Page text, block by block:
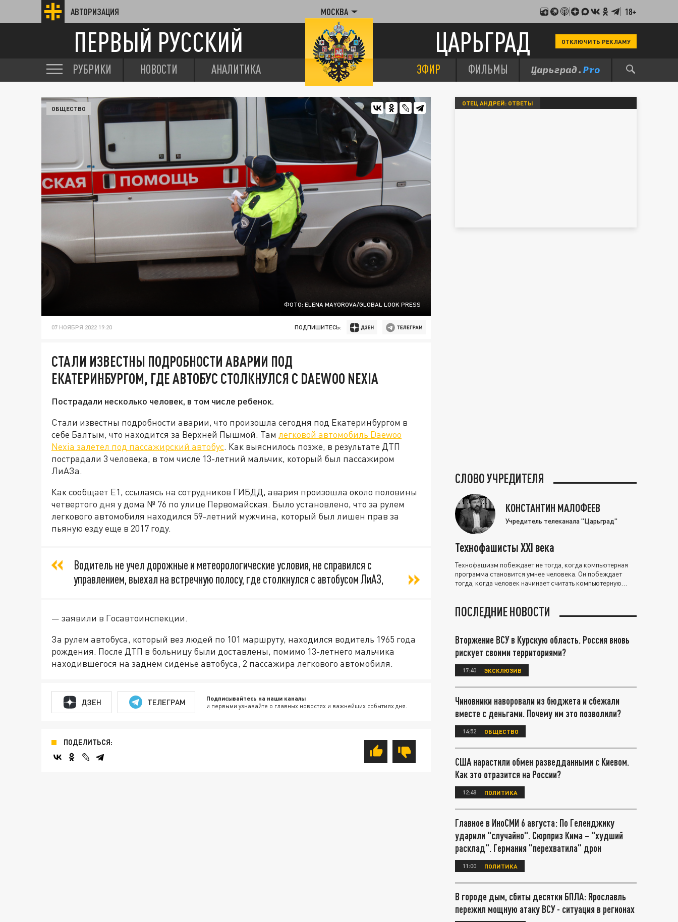
АВТОРИЗАЦИЯ МОСКВА 18+
ПЕРВЫЙ РУССКИЙ ЦАРЬГРАД ОТКЛЮЧИТЬ РЕКЛАМУ
РУБРИКИ НОВОСТИ АНАЛИТИКА ЭФИР ФИЛЬМЫ
ФОТО: ELENA MAYOROVA/GLOBAL LOOK PRESS
ОБЩЕСТВО
07 НОЯБРЯ 2022 19:20 ПОДПИШИТЕСЬ:
СТАЛИ ИЗВЕСТНЫ ПОДРОБНОСТИ АВАРИИ ПОД
ЕКАТЕРИНБУРГОМ, ГДЕ АВТОБУС СТОЛКНУЛСЯ С DAEWOO NEXIA
Пострадали несколько человек, в том числе ребенок.
Стали известны подробности аварии, что произошла сегодня под Екатеринбургом в
себе Балтым, что находится за Верхней Пышмой. Там легковой автомобиль Daewoo
Nexia залетел под пассажирский автобус. Как выяснилось позже, в результате ДТП
пострадали 3 человека, в том числе 13-летний мальчик, который был пассажиром
ЛиАЗа.
Как сообщает Е1, ссылаясь на сотрудников ГИБДД, авария произошла около половины
четвертого дня у дома № 76 по улице Первомайская. Было установлено, что за рулем
легкового автомобиля находился 59-летний мужчина, который был лишен прав за
пьяную езду еще в 2017 году.
Водитель не учел дорожные и метеорологические условия, не справился с
управлением, выехал на встречную полосу, где столкнулся с автобусом ЛиАЗ,
— заявили в Госавтоинспекции.
За рулем автобуса, который вез людей по 101 маршруту, находился водитель 1965 года
рождения. После ДТП в больницу были доставлены, помимо 13-летнего мальчика
находившегося на заднем сиденье автобуса, 2 пассажира легкового автомобиля.
ДЗЕН ТЕЛЕГРАМ Подписывайтесь на наши каналы
и первыми узнавайте о главных новостях и важнейших событиях дня.
ПОДЕЛИТЬСЯ:
ОТЕЦ АНДРЕЙ: ОТВЕТЫ
СЛОВО УЧРЕДИТЕЛЯ
КОНСТАНТИН МАЛОФЕЕВ
Учредитель телеканала "Царьград"
Технофашисты XXI века
Технофашизм побеждает не тогда, когда компьютерная
программа становится умнее человека. Он побеждает
тогда, когда человек начинает считать компьютерную
ПОСЛЕДНИЕ НОВОСТИ
Вторжение ВСУ в Курскую область. Россия вновь
рискует своими территориями?
17:40 ЭКСКЛЮЗИВ
Чиновники наворовали из бюджета и сбежали
вместе с деньгами. Почему им это позволили?
14:52 ОБЩЕСТВО
США нарастили обмен разведданными с Киевом.
Как это отразится на России?
12:48 ПОЛИТИКА
Главное в ИноСМИ 6 августа: По Геленджику
ударили "случайно". Сюрприз Кима – "худший
расклад". Германия "перехватила" дрон
11:00 ПОЛИТИКА
В городе дым, сбиты десятки БПЛА: Ярославль
пережил мощную атаку ВСУ - ситуация в регионах